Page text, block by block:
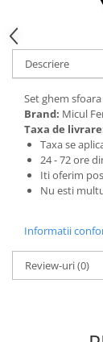
Tractoraș de
Zootehnie
Incubatoare,
deplumatoare
Aparate de tuns
Piese si
animale
Tarcuri animale
Semanatori
Roabe &
Casute gradina
Descriere
Set ghem
Brand: Micul
Taxa de
Taxa se
24 - 72 ore
Iti oferim
Nu esti
Informatii
Review-uri(0)